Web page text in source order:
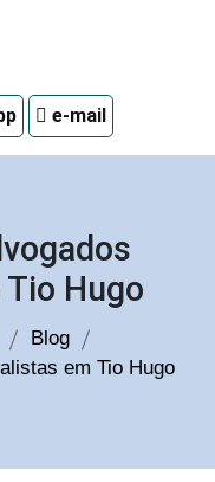
e-mail
Hugo
Blog
em Tio Hugo